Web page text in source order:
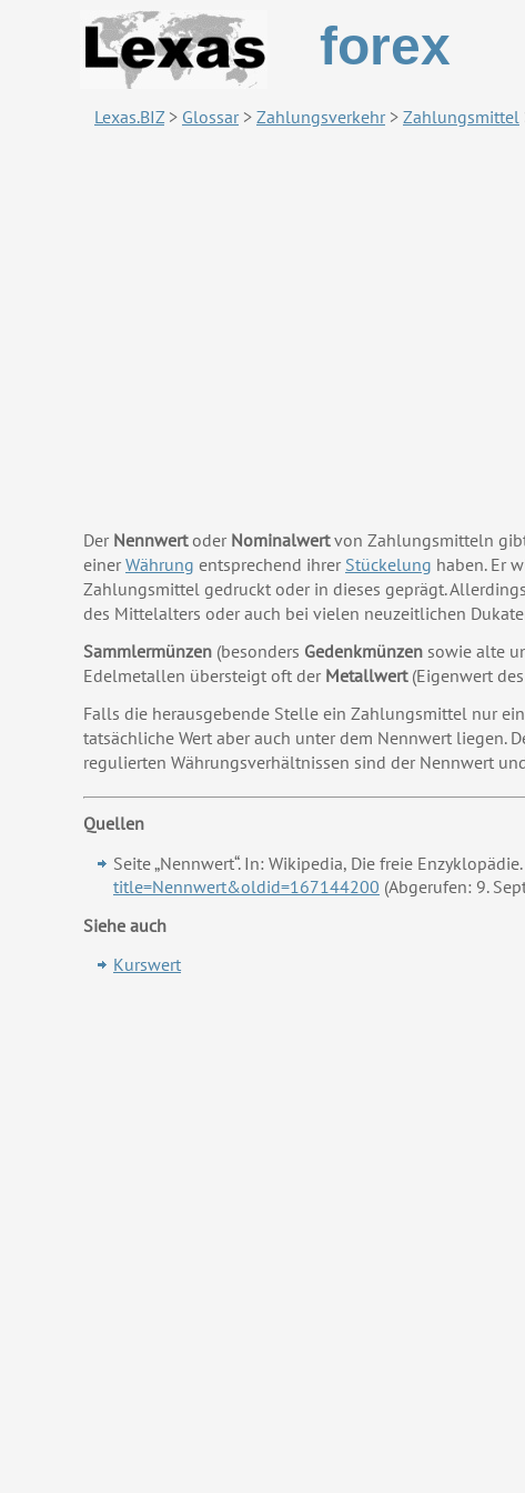
forex
Lexas.BIZ > Glossar> Zahlungsverkehr> Zahlungsmittel
Der Nennwertoder Nominalwertvon Zahlungsmitteln
einer Währung entsprechend ihrer Stückelung haben. Er
Zahlungsmittel gedruckt oder in dieses geprägt.
des Mittelalters oder auch bei vielen neuzeitlichen
Sammlermünzen (besonders Gedenkmünzen sowie alte
Edelmetallen übersteigt oft der Metallwert(Eigenwert
Falls die herausgebende Stelle ein Zahlungsmittel nur
tatsächliche Wert aber auch unter dem Nennwert liegen.
regulierten Währungsverhältnissen sind der Nennwert
Quellen
Seite „Nennwert“. In: Wikipedia, Die freie
title=Nennwert&oldid=167144200 (Abgerufen: 9.
Siehe auch
Kurswert